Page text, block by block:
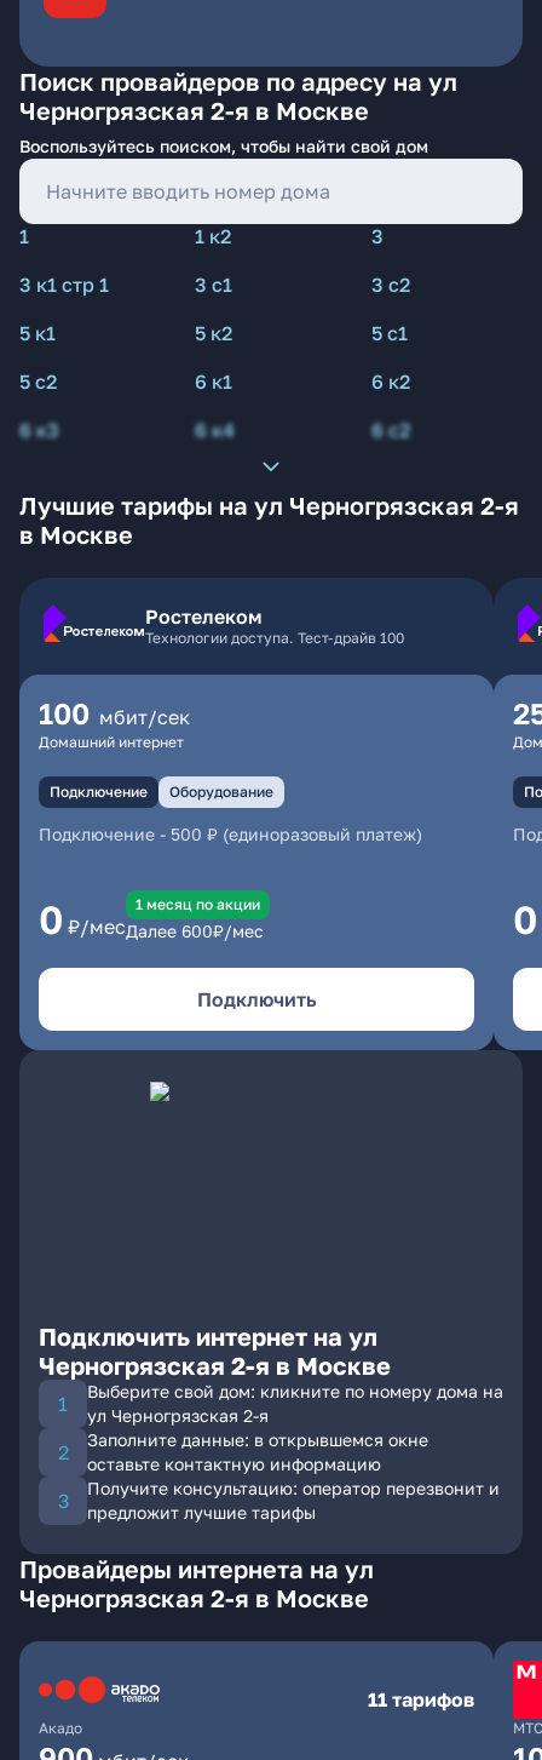
Поиск провайдеров по адресу на ул
Черногрязская 2-я в Москве
Воспользуйтесь поиском, чтобы найти свой дом
1 1 к2
3
3 к1 стр 1
3 с1
3 с2
5 к1
5 к2
5 с1
5 с2
6 к1
6 к2
6 к3
6 к4 6 с2
Лучшие тарифы на ул Черногрязская 2-я
в Москве
Ростелеком
Технологии доступа. Тест-драйв 100
100 мбит/сек
Домашний интернет
Подключение Оборудование
Подключение - 500 ₽ (единоразовый платеж)
0 ₽/мес
1 месяц по акции
Далее 600₽/мес
Подключить
0
Подключить интернет на ул
Черногрязская 2-я в Москве
Выберите свой дом: кликните по номеру дома на
ул Черногрязская 2-я
Заполните данные: в открывшемся окне
оставьте контактную информацию
Получите консультацию: оператор перезвонит и
предложит лучшие тарифы
Провайдеры интернета на ул
Черногрязская 2-я в Москве
Акадо
11 тарифов
МТС